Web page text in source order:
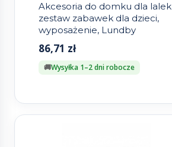
Akcesoria do domku dla lalek
zestaw zabawek dla dzieci,
wyposażenie, Lundby
86,71 zł
Wysyłka 1–2 dni robocze